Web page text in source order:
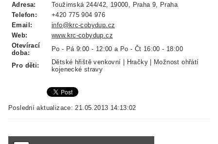
Adresa:
Toužimská 244/42, 19000, Praha 9, Praha
Telefon:
+420 775 904 976
Email:
info@krc-cobydup.cz
Web:
www.krc-cobydup.cz
Otevírací
doba:
Po - Pá 9:00 - 12:00 a Po - Čt 16:00 - 18:00
Pro děti:
Dětské hřiště venkovní | Hračky | Možnost ohřátí
kojenecké stravy
Poslední aktualizace: 21.05.2013 14:13:02